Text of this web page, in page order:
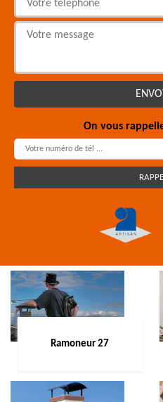
On vous
Ramoneur 27